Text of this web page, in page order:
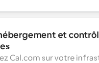
et
Cal.com sur votre